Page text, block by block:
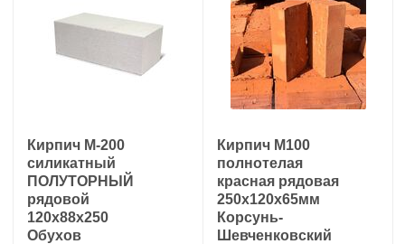
Кирпич М-200
силикатный
ПОЛУТОРНЫЙ
рядовой
120х88х250
Обухов
Кирпич М100
полнотелая
красная рядовая
250х120х65мм
Корсунь-
Шевченковский